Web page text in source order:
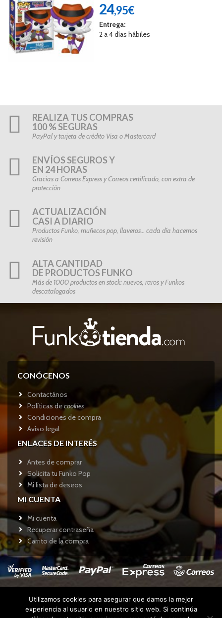
24,95€
Entrega:
2 a 4 días hábiles
REALIZA TUS COMPRAS
100 % SEGURAS
PayPal y tarjeta de crédito Visa o Mastercard
ENVÍOS SEGUROS Y
EN 24 HORAS
Gracias a Correos Express y Correos certificado, con extra de
protección
ACTUALIZACIÓN
CASI A DIARIO
Productos Funko, muñecos pop, llaveros… cada día hacemos
revisión
ALTA CANTIDAD
DE PRODUCTOS FUNKO
Más de 1000 productos en stock: nuevos, raros y Funkos
descatalogados
CONÓCENOS
Contactános
Políticas decookies
Condiciones de compra
Aviso legal
ENLACES DE INTERÉS
Antes de comprar
Solicita tu Funko Pop
Mi lista de deseos
MI CUENTA
Mi cuenta
Recuperar contraseña
Carrito de la compra
Copyright © 2017Funkotienda.com - Todos los derechos
reservados.
Utilizamos cookies para asegurar que damos la mejor
experiencia al usuario en nuestro sitio web. Si continúa